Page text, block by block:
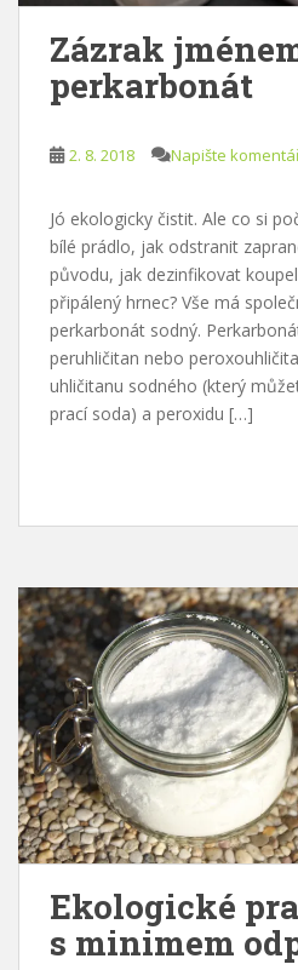
Zázrak
perkarbonát
2. 8. 2018 Napište
Jó ekologicky čistit. Ale co si
bílé prádlo, jak odstranit
původu, jak dezinfikovat
připálený hrnec? Vše má
perkarbonát sodný.
peruhličitan nebo
uhličitanu sodného (který
prací soda) a peroxidu […]
Ekologické
s minimem